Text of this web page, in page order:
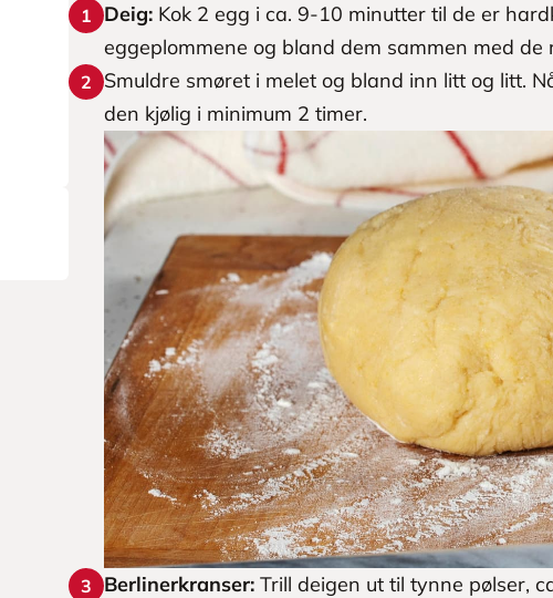
1 Deig: Kok 2 egg i ca. 9-10 minutter til de er
eggeplommene og bland dem sammen med de
2
Smuldre smøret i melet og bland inn litt og litt.
den kjølig i minimum 2 timer.
3 Berlinerkranser: Trill deigen ut til tynne pølser,